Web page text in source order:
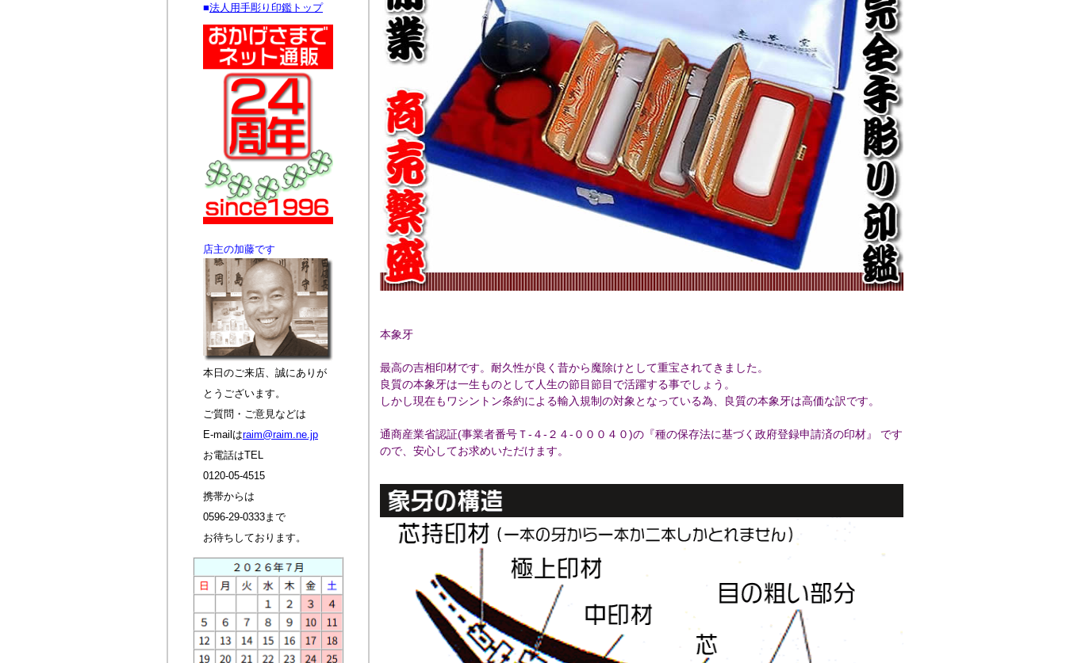
■法人用手彫り印鑑トップ
店主の加藤です
本日のご来店、誠にありが
とうございます。
ご質問・ご意見などは
E-mailはraim@raim.ne.jp
お電話はTEL
0120-05-4515
携帯からは
0596-29-0333まで
お待ちしております。
本象牙
最高の吉相印材です。耐久性が良く昔から魔除けとして重宝されてきました。
良質の本象牙は一生ものとして人生の節目節目で活躍する事でしょう。
しかし現在もワシントン条約による輸入規制の対象となっている為、良質の本象牙は高価な訳です。
通商産業省認証(事業者番号Ｔ-４-２４-０００４０)の『種の保存法に基づく政府登録申請済の印材』 です
ので、安心してお求めいただけます。